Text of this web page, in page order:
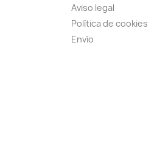
Aviso legal
Política de cookies
Envío